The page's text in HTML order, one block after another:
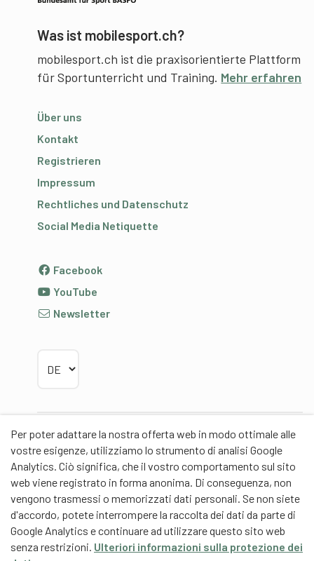
Per poter adattare la nostra offerta web in modo ottimale alle
vostre esigenze, utilizziamo lo strumento di analisi Google
Analytics. Ciò significa, che il vostro comportamento sul sito
web viene registrato in forma anonima. Di conseguenza, non
vengono trasmessi o memorizzati dati personali. Se non siete
d'accordo, potete interrompere la raccolta dei dati da parte di
Google Analytics e continuare ad utilizzare questo sito web
senza restrizioni. Ulteriori informazioni sulla protezione dei
Was ist mobilesport.ch?
mobilesport.ch ist die praxisorientierte Plattform
für Sportunterricht und Training. Mehr erfahren
Über uns
Kontakt
Registrieren
Impressum
Rechtliches und Datenschutz
Social Media Netiquette
Facebook
YouTube
Newsletter
Partner
Contentpartner
Eidgenössische Hochschule für Sport Magglingen